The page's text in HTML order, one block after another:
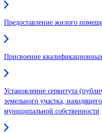
Предоставление жилого
Присвоение
Установление сервитута
земельного участка,
муниципальной собственности